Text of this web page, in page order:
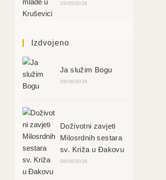
25/05/2026
Izdvojeno
Ja služim Bogu
19/06/2026
Doživotni zavjeti
Milosrdnih sestara
sv. Križa u Đakovu
08/06/2026